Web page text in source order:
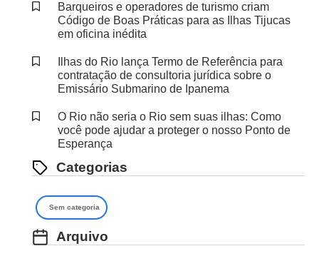
Barqueiros e operadores de turismo criam
Código de Boas Práticas para as Ilhas Tijucas
em oficina inédita
Ilhas do Rio lança Termo de Referência para
contratação de consultoria jurídica sobre o
Emissário Submarino de Ipanema
O Rio não seria o Rio sem suas ilhas: Como
você pode ajudar a proteger o nosso Ponto de
Esperança
Categorias
Sem categoria
Arquivo